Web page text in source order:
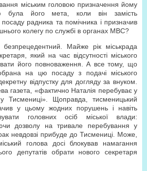
міським головою призначення йому
була його мета, коли він замість
посаду радника та помічника і призначив
колегу по службі в органах МВС?
Майже рік міськрада
який на час відсутності міського
його повноваження. А все тому, що
на цю посаду з подачі міського
відпустку для догляду за внуком.
газета, «фактично Наталія перебуває у
Щоправда, тисменицький
у цьому жодних порушень і навіть
головних осіб міської влади:
дозволу на тривале перебування у
невдовзі прибуде до Тисмениці. Може,
голова досі блокував намагання
депутатів обрати нового секретаря